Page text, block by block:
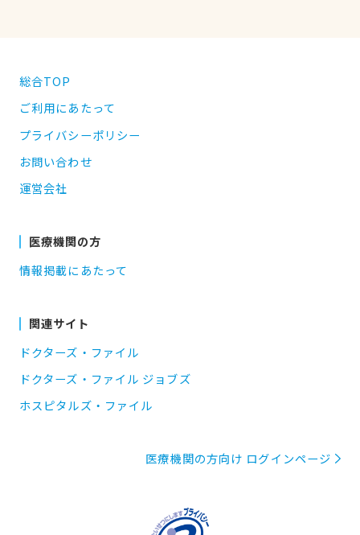
総合TOP
ご利用にあたって
プライバシーポリシー
お問い合わせ
運営会社
医療機関の方
情報掲載にあたって
関連サイト
ドクターズ・ファイル
ドクターズ・ファイル ジョブズ
ホスピタルズ・ファイル
医療機関の方向け ログインページ